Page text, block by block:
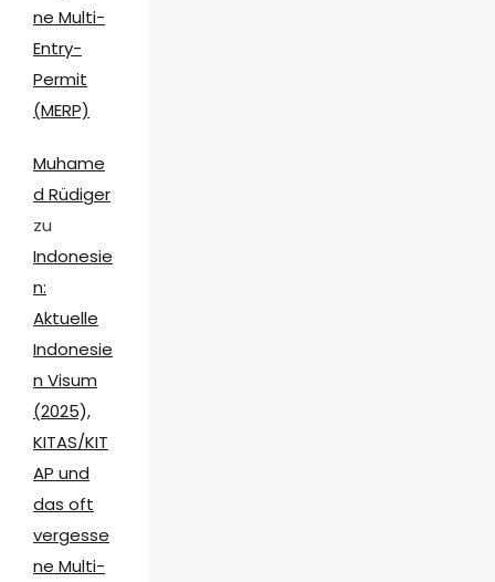
ne Multi-
Entry-
Permit
(MERP)
Muhame
d Rüdiger
zu
Indonesie
n:
Aktuelle
Indonesie
n Visum
(2025),
KITAS/KIT
AP und
das oft
vergesse
ne Multi-